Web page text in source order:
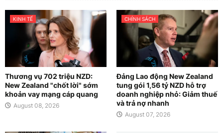
KINH TẾ
Thương vụ 702 triệu NZD:
New Zealand "chốt lời" sớm
khoản vay mạng cáp quang
August 08, 2026
CHÍNH SÁCH
Đảng Lao động New Zealand
tung gói 1,56 tỷ NZD hỗ trợ
doanh nghiệp nhỏ: Giảm thuế
và trả nợ nhanh
August 07, 2026